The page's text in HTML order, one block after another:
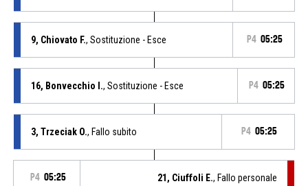
9, Chiovato F., Sostituzione - Esce P4 05:25
16, Bonvecchio I., Sostituzione - Esce P4 05:25
3, Trzeciak O., Fallo subito P4 05:25
P4 05:25 21, Ciuffoli E., Fallo personale